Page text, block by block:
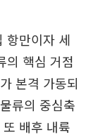
항만이자 세
의 핵심 거점
본격 가동되
류의 중심축
배후 내륙